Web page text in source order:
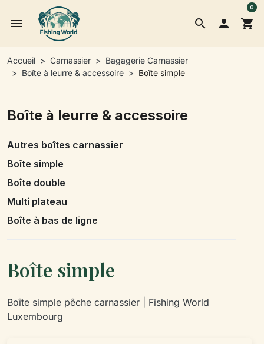
search
menu  shopping_cart
0
Accueil Carnassier
Bagagerie Carnassier
Boîte à leurre & accessoire
Boîte simple
Boîte à leurre & accessoire
Autres boîtes carnassier
Boîte simple
Boîte double
Multi plateau
Boîte à bas de ligne
Boîte simple
Boîte simple pêche carnassier | Fishing World
Luxembourg